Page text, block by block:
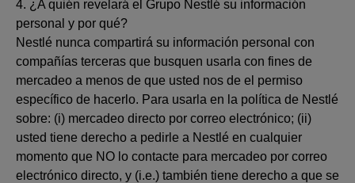
4. ¿A quién revelará el Grupo Nestlé su información
personal y por qué?
Nestlé nunca compartirá su información personal con
compañías terceras que busquen usarla con fines de
mercadeo a menos de que usted nos de el permiso
específico de hacerlo. Para usarla en la política de Nestlé
sobre: (i) mercadeo directo por correo electrónico; (ii)
usted tiene derecho a pedirle a Nestlé en cualquier
momento que NO lo contacte para mercadeo por correo
electrónico directo, y (i.e.) también tiene derecho a que se